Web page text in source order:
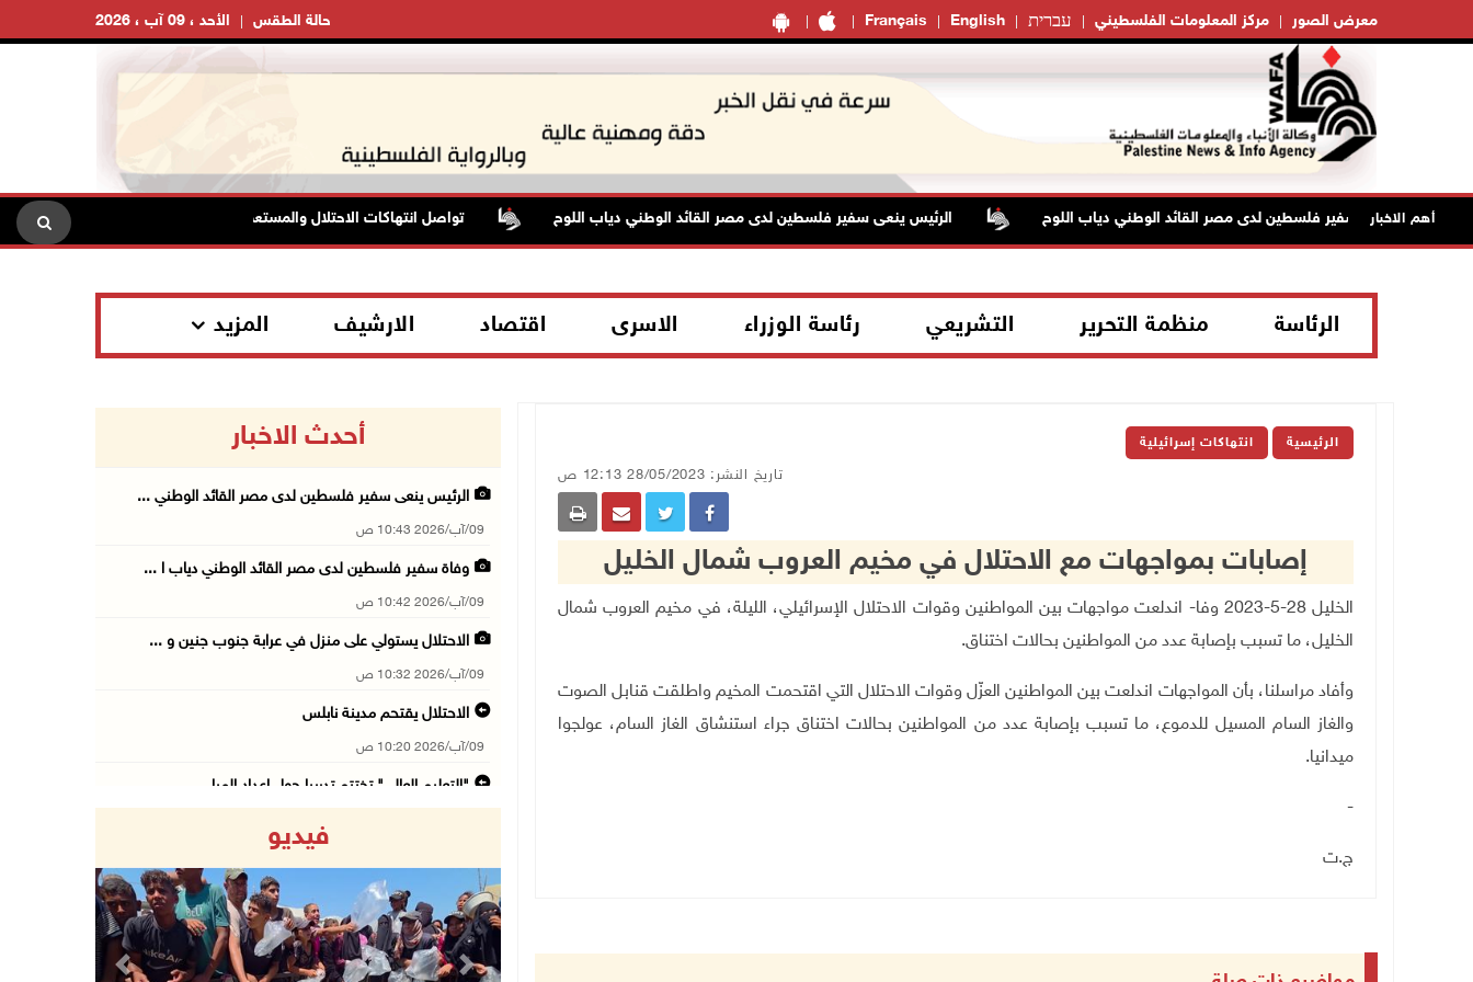
Français English עברית مركز المعلومات الفلسطيني معرض الصور الأحد ، 09 آب ، 2026 حالة الطقس
أهم الاخبار
وفاة سفير فلسطين لدى مصر القائد الوطني دياب اللوح الرئيس ينعى سفير فلسطين لدى مصر القائد الوطني دياب اللوح تواصل انتهاكات الاحتلال والمستعمرين: إصابات واعتقالات واقتحامات
الرئاسة منظمة التحرير التشريعي رئاسة الوزراء الاسرى اقتصاد الارشيف المزيد
الرئيسية انتهاكات إسرائيلية
تاريخ النشر: 28/05/2023 12:13 ص
إصابات بمواجهات مع الاحتلال في مخيم العروب شمال الخليل
الخليل 28-5-2023 وفا- اندلعت مواجهات بين المواطنين وقوات الاحتلال الإسرائيلي، الليلة، في مخيم العروب شمال
الخليل، ما تسبب بإصابة عدد من المواطنين بحالات اختناق.
وأفاد مراسلنا، بأن المواجهات اندلعت بين المواطنين العزّل وقوات الاحتلال التي اقتحمت المخيم واطلقت قنابل الصوت
والغاز السام المسيل للدموع، ما تسبب بإصابة عدد من المواطنين بحالات اختناق جراء استنشاق الغاز السام، عولجوا
ميدانيا.
-
ج.ت
أحدث الاخبار
الرئيس ينعى سفير فلسطين لدى مصر القائد الوطني ...
09/آب/2026 10:43 ص
وفاة سفير فلسطين لدى مصر القائد الوطني دياب ا ...
09/آب/2026 10:42 ص
الاحتلال يستولي على منزل في عرابة جنوب جنين و ...
09/آب/2026 10:32 ص
الاحتلال يقتحم مدينة نابلس
09/آب/2026 10:20 ص
"التعليم العالي" تختتم تدريبا حول إعداد المبا ...
09/آب/2026 10:02 ص
اعتقال مواطنين من بلدة سنجل شمال رام الله
09/آب/2026 09:48 ص
فيديو
Previous Next